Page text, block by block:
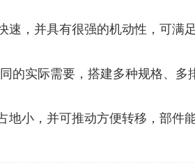
速，并具有很强的机动性，可满
的实际需要，搭建多种规格、
地小，并可推动方便转移，部件